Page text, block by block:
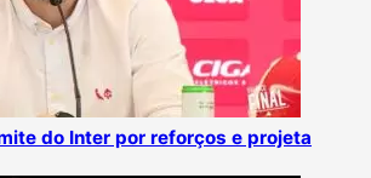
do Inter por reforços e projeta